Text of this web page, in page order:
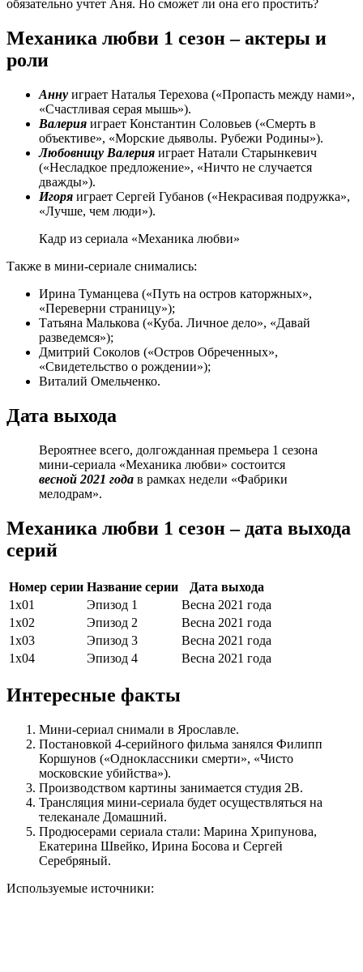
обязательно учтет Аня. Но сможет ли она его простить?
Механика любви 1 сезон – актеры и
роли
Анну играет Наталья Терехова («Пропасть между нами»,
«Счастливая серая мышь»).
Валерия играет Константин Соловьев («Смерть в
объективе», «Морские дьяволы. Рубежи Родины»).
Любовницу Валерия играет Натали Старынкевич
(«Несладкое предложение», «Ничто не случается
дважды»).
Игоря играет Сергей Губанов («Некрасивая подружка»,
«Лучше, чем люди»).
Кадр из сериала «Механика любви»
Также в мини-сериале снимались:
Ирина Туманцева («Путь на остров каторжных»,
«Переверни страницу»);
Татьяна Малькова («Куба. Личное дело», «Давай
разведемся»);
Дмитрий Соколов («Остров Обреченных»,
«Свидетельство о рождении»);
Виталий Омельченко.
Дата выхода
Вероятнее всего, долгожданная премьера 1 сезона
мини-сериала «Механика любви» состоится
весной 2021 года в рамках недели «Фабрики
мелодрам».
Механика любви 1 сезон – дата выхода
серий
Номер серии Название серии
Дата выхода
1х01
Эпизод 1
Весна 2021 года
1х02
Эпизод 2
Весна 2021 года
1х03
Эпизод 3
Весна 2021 года
1х04
Эпизод 4 Весна 2021 года
Интересные факты
Мини-сериал снимали в Ярославле.
Постановкой 4-серийного фильма занялся Филипп
Коршунов («Одноклассники смерти», «Чисто
московские убийства»).
Производством картины занимается студия 2В.
Трансляция мини-сериала будет осуществляться на
телеканале Домашний.
Продюсерами сериала стали: Марина Хрипунова,
Екатерина Швейко, Ирина Босова и Сергей
Серебряный.
Используемые источники: